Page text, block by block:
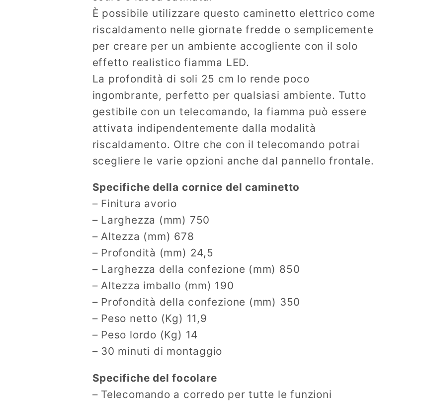
È possibile utilizzare questo caminetto elettrico come
riscaldamento nelle giornate fredde o semplicemente
per creare per un ambiente accogliente con il solo
effetto realistico fiamma LED.
La profondità di soli 25 cm lo rende poco
ingombrante, perfetto per qualsiasi ambiente. Tutto
gestibile con un telecomando, la fiamma può essere
attivata indipendentemente dalla modalità
riscaldamento. Oltre che con il telecomando potrai
scegliere le varie opzioni anche dal pannello frontale.
Specifiche della cornice del caminetto
– Finitura avorio
– Larghezza (mm) 750
– Altezza (mm) 678
– Profondità (mm) 24,5
– Larghezza della confezione (mm) 850
– Altezza imballo (mm) 190
– Profondità della confezione (mm) 350
– Peso netto (Kg) 11,9
– Peso lordo (Kg) 14
– 30 minuti di montaggio
Specifiche del focolare
– Telecomando a corredo per tutte le funzioni